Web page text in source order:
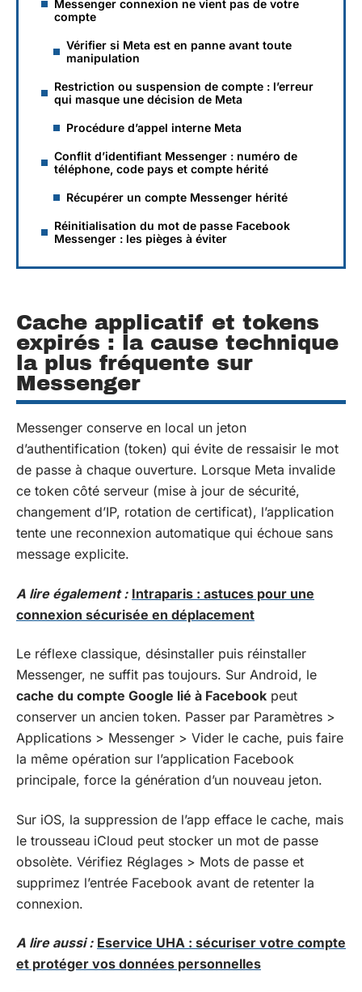
Messenger connexion ne vient pas de votre
compte
Vérifier si Meta est en panne avant toute
manipulation
Restriction ou suspension de compte : l’erreur
qui masque une décision de Meta
Procédure d’appel interne Meta
Conflit d’identifiant Messenger : numéro de
téléphone, code pays et compte hérité
Récupérer un compte Messenger hérité
Réinitialisation du mot de passe Facebook
Messenger : les pièges à éviter
Cache applicatif et tokens
expirés : la cause technique
la plus fréquente sur
Messenger
Messenger conserve en local un jeton
d’authentification (token) qui évite de ressaisir le mot
de passe à chaque ouverture. Lorsque Meta invalide
ce token côté serveur (mise à jour de sécurité,
changement d’IP, rotation de certificat), l’application
tente une reconnexion automatique qui échoue sans
message explicite.
A lire également : Intraparis : astuces pour une
connexion sécurisée en déplacement
Le réflexe classique, désinstaller puis réinstaller
Messenger, ne suffit pas toujours. Sur Android, le
cache du compte Google lié à Facebook peut
conserver un ancien token. Passer par Paramètres >
Applications > Messenger > Vider le cache, puis faire
la même opération sur l’application Facebook
principale, force la génération d’un nouveau jeton.
Sur iOS, la suppression de l’app efface le cache, mais
le trousseau iCloud peut stocker un mot de passe
obsolète. Vérifiez Réglages > Mots de passe et
supprimez l’entrée Facebook avant de retenter la
connexion.
A lire aussi : Eservice UHA : sécuriser votre compte
et protéger vos données personnelles